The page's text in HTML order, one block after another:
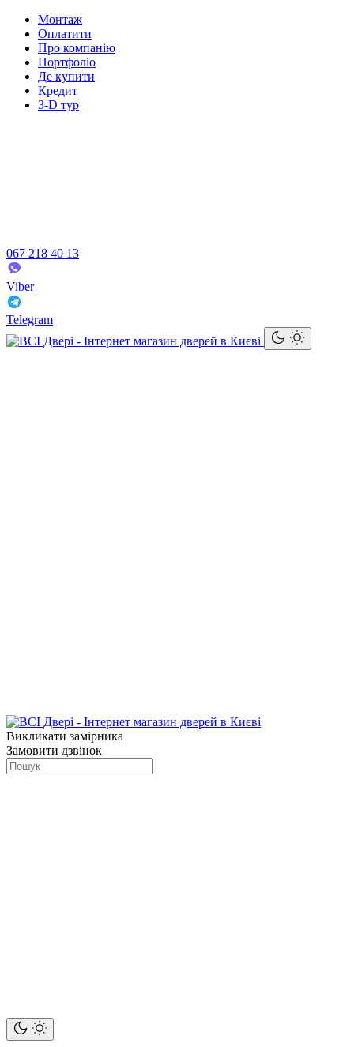
Монтаж
Оплатити
Про компанію
Портфоліо
Де купити
Кредит
3-D тур
067 218 40 13
Viber
Telegram
Викликати замірника
Замовити дзвінок